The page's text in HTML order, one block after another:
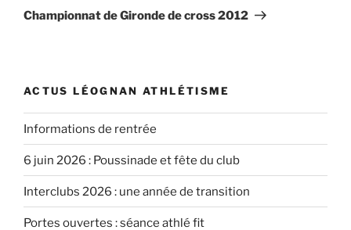
suivant
Championnat de Gironde de cross 2012
ACTUS LÉOGNAN ATHLÉTISME
Informations de rentrée
6 juin 2026 : Poussinade et fête du club
Interclubs 2026 : une année de transition
Portes ouvertes : séance athlé fit